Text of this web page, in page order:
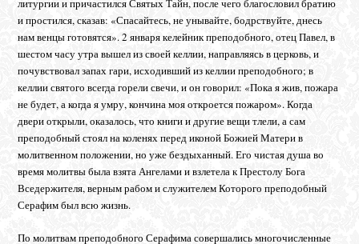
литургии и причастился Святых Тайн, после чего благословил братию
и простился, сказав: «Спасайтесь, не унывайте, бодрствуйте, днесь
нам венцы готовятся». 2 января келейник преподобного, отец Павел, в
шестом часу утра вышел из своей келлии, направляясь в церковь, и
почувствовал запах гари, исходивший из келлии преподобного; в
келлии святого всегда горели свечи, и он говорил: «Пока я жив, пожара
не будет, а когда я умру, кончина моя откроется пожаром». Когда
двери открыли, оказалось, что книги и другие вещи тлели, а сам
преподобный стоял на коленях перед иконой Божией Матери в
молитвенном положении, но уже бездыханный. Его чистая душа во
время молитвы была взята Ангелами и взлетела к Престолу Бога
Вседержителя, верным рабом и служителем Которого преподобный
Серафим был всю жизнь.
По молитвам преподобного Серафима совершались многочисленные